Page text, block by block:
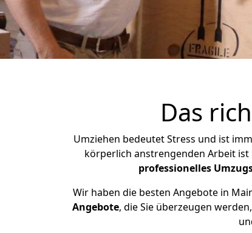
Das
Umziehen bedeutet Stress und ist
körperlich anstrengenden Arbeit
professionelles
Wir haben die besten Angebote in
Angebote, die Sie überzeugen